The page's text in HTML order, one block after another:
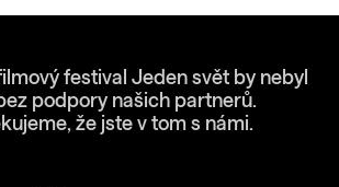
festival Jeden svět by nebyl
podpory našich partnerů.
že jste v tom s námi.